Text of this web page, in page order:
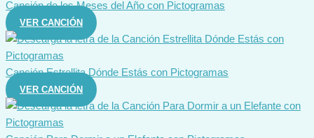
Canción de los Meses del Año con Pictogramas
VER CANCIÓN
Canción Estrellita Dónde Estás con Pictogramas
VER CANCIÓN